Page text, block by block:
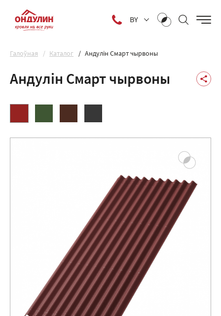
BY
Галоўная Каталог Андулін Смарт чырвоны
Андулін Смарт чырвоны